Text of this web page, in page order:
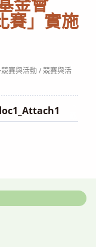
賽」實施
賽與活動/競賽與活